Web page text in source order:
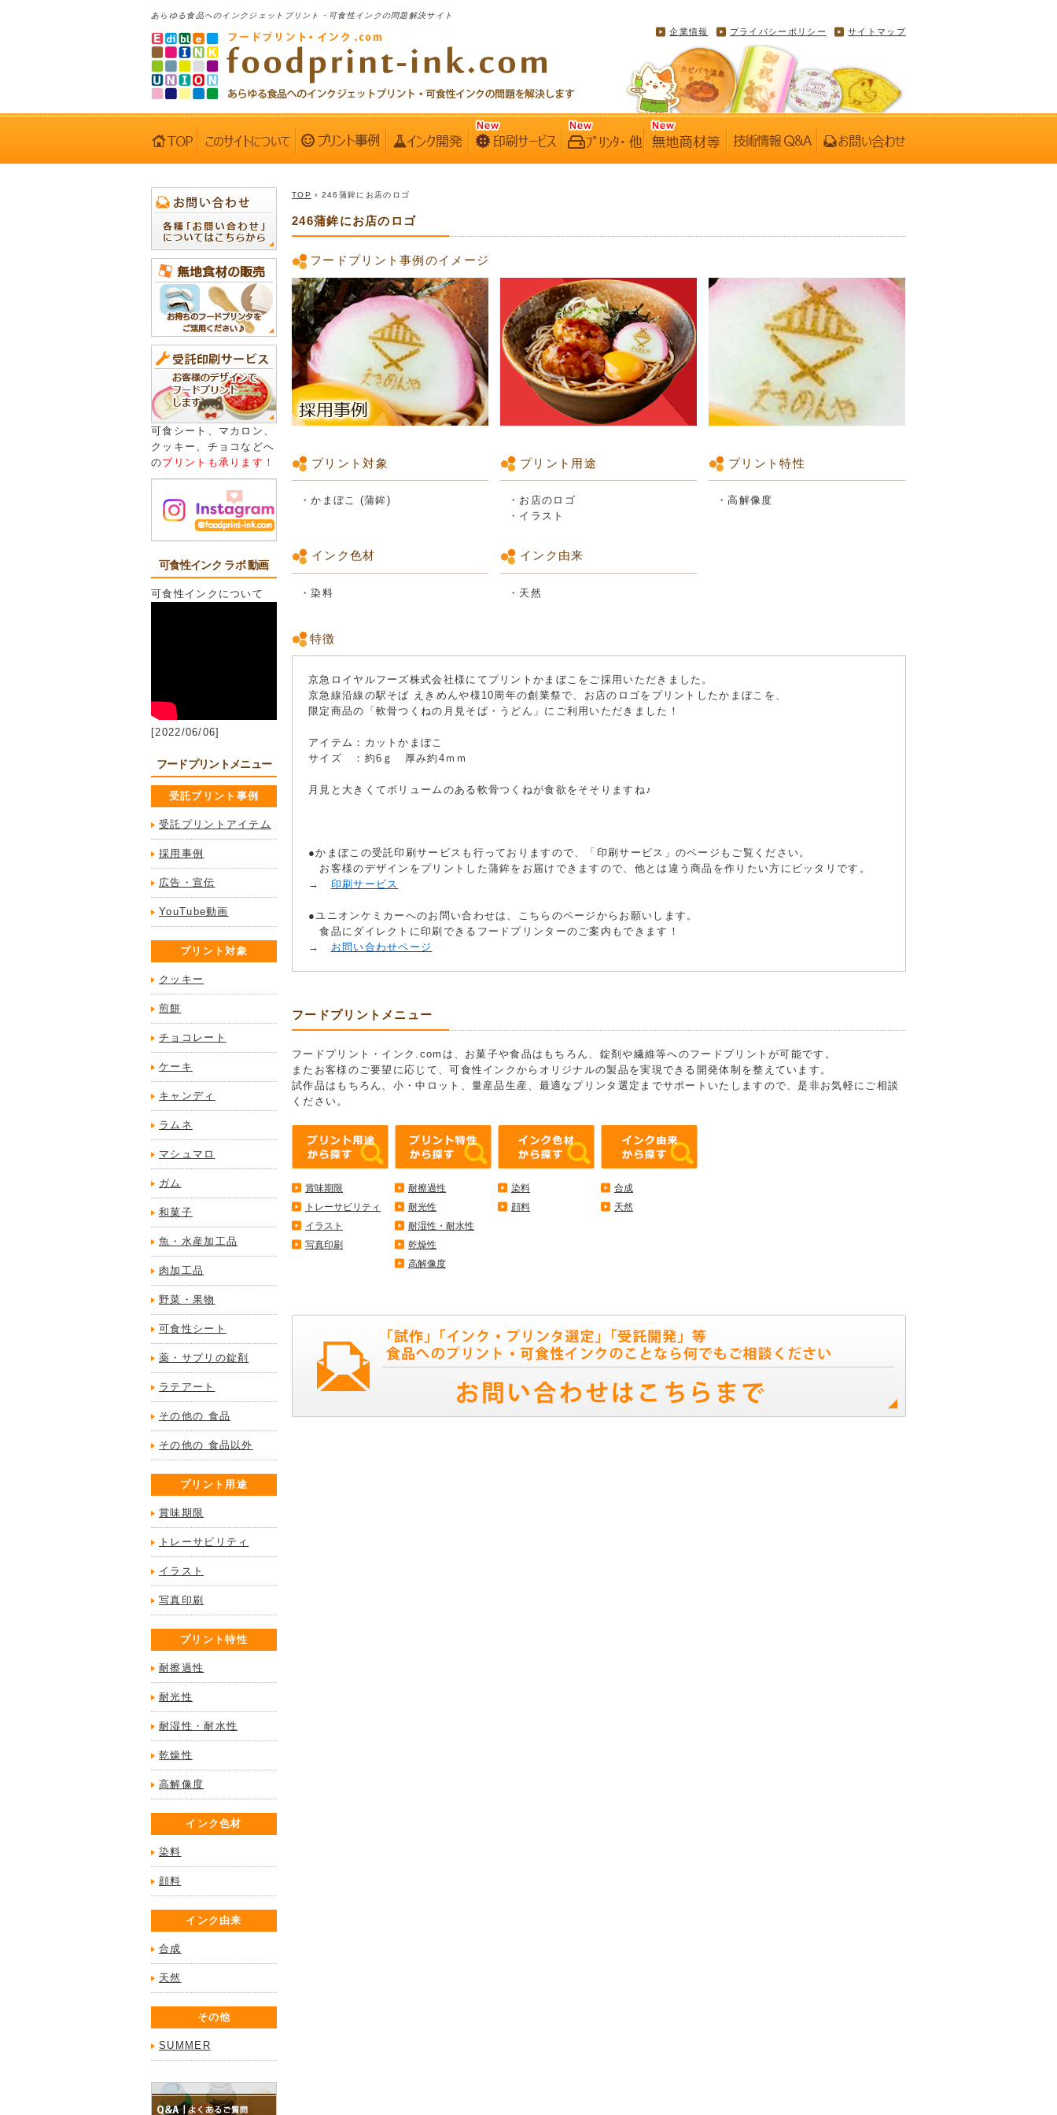
あらゆる食品へのインクジェットプリント・可食性インクの問題解決サイト
企業情報 プライバシーポリシー サイトマップ
可食シート、マカロン、
クッキー、チョコなどへ
のプリントも承ります！
可食性インク ラボ 動画
可食性インクについて
[2022/06/06]
フードプリントメニュー
受託プリント事例
受託プリントアイテム
採用事例
広告・宣伝
YouTube動画
プリント対象
クッキー
煎餅
チョコレート
ケーキ
キャンディ
ラムネ
マシュマロ
ガム
和菓子
魚・水産加工品
肉加工品
野菜・果物
可食性シート
薬・サプリの錠剤
ラテアート
その他の 食品
その他の 食品以外
プリント用途
賞味期限
トレーサビリティ
イラスト
写真印刷
プリント特性
耐擦過性
耐光性
耐湿性・耐水性
乾燥性
高解像度
インク色材
染料
顔料
インク由来
合成
天然
その他
SUMMER
TOP › 246蒲鉾にお店のロゴ
246蒲鉾にお店のロゴ
フードプリント事例のイメージ
プリント対象
・かまぼこ (蒲鉾)
プリント用途
・お店のロゴ
・イラスト
プリント特性
・高解像度
インク色材
・染料
インク由来
・天然
特徴
京急ロイヤルフーズ株式会社様にてプリントかまぼこをご採用いただきました。
京急線沿線の駅そば えきめんや様10周年の創業祭で、お店のロゴをプリントしたかまぼこを、
限定商品の「軟骨つくねの月見そば・うどん」にご利用いただきました！
アイテム：カットかまぼこ
サイズ ：約6ｇ 厚み約4ｍｍ
月見と大きくてボリュームのある軟骨つくねが食欲をそそりますね♪
●かまぼこの受託印刷サービスも行っておりますので、「印刷サービス」のページもご覧ください。
お客様のデザインをプリントした蒲鉾をお届けできますので、他とは違う商品を作りたい方にピッタリです。
→ 印刷サービス
●ユニオンケミカーへのお問い合わせは、こちらのページからお願いします。
食品にダイレクトに印刷できるフードプリンターのご案内もできます！
→ お問い合わせページ
フードプリントメニュー
フードプリント・インク.comは、お菓子や食品はもちろん、錠剤や繊維等へのフードプリントが可能です。
またお客様のご要望に応じて、可食性インクからオリジナルの製品を実現できる開発体制を整えています。
試作品はもちろん、小・中ロット、量産品生産、最適なプリンタ選定までサポートいたしますので、是非お気軽にご相談
ください。
賞味期限
トレーサビリティ
イラスト
写真印刷
耐擦過性
耐光性
耐湿性・耐水性
乾燥性
高解像度
染料
顔料
合成
天然